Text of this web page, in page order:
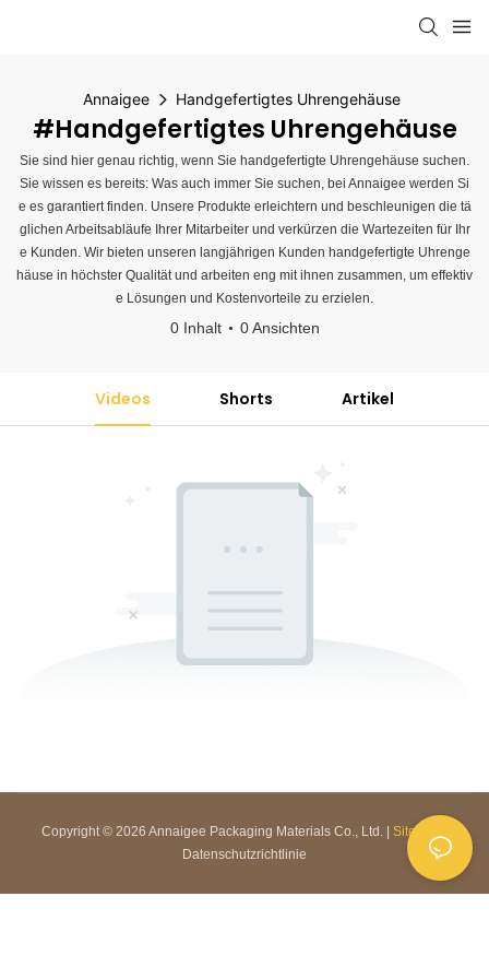
Annaigee Handgefertigtes Uhrengehäuse
#Handgefertigtes Uhrengehäuse
Sie sind hier genau richtig, wenn Sie handgefertigte Uhrengehäuse suchen.
Sie wissen es bereits: Was auch immer Sie suchen, bei Annaigee werden Si
e es garantiert finden. Unsere Produkte erleichtern und beschleunigen die tä
glichen Arbeitsabläufe Ihrer Mitarbeiter und verkürzen die Wartezeiten für Ihr
e Kunden. Wir bieten unseren langjährigen Kunden handgefertigte Uhrenge
häuse in höchster Qualität und arbeiten eng mit ihnen zusammen, um effektiv
e Lösungen und Kostenvorteile zu erzielen.
0 Inhalt 0 Ansichten
Videos Shorts Artikel
Copyright © 2026 Annaigee Packaging Materials Co., Ltd. | Sitemap
Datenschutzrichtlinie